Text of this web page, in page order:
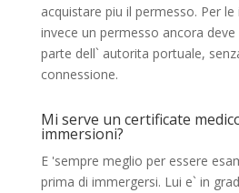
acquistare piu il permesso. Per
invece un permesso ancora
parte dell` autorita portuale,
connessione.
Mi serve un certificate
immersioni?
E 'sempre meglio per essere
prima di immergersi. Lui e` in